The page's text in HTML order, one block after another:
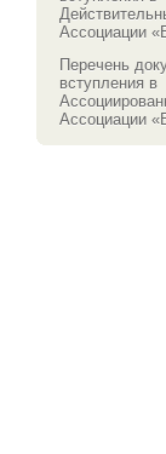
Ассоциации
Перечень
вступления в
Ассоциации